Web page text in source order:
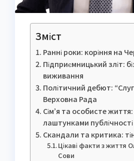
Зміст
Ранні роки: коріння на
Підприємницький зліт:
виживання
Політичний дебют:
Верховна Рада
Сім’я та особисте
лаштунками публічності
Скандали та критика:
Цікаві факти з життя
Сови